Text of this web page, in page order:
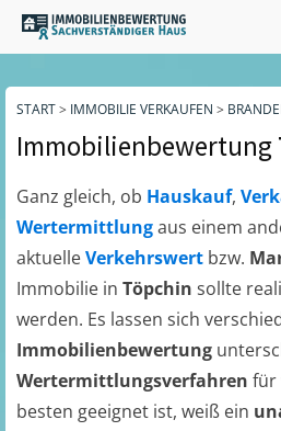
START> IMMOBILIE VERKAUFEN >
Immobilienbewertung
Ganz gleich, ob Hauskauf,
Wertermittlungaus einem
aktuelleVerkehrswert bzw.
Immobilie in Töpchin sollte
werden. Es lassen sich
Immobilienbewertung
Wertermittlungsverfahren für
besten geeignet ist, weiß ein